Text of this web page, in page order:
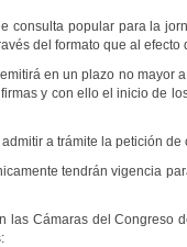
popular para la
del formato que al
en un plazo no
y con ello el inicio de
a trámite la petición de
tendrán vigencia
Cámaras del Congreso